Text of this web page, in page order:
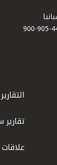
900-905-